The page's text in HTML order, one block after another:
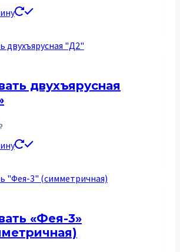
двухъярусная
«Фея-3»